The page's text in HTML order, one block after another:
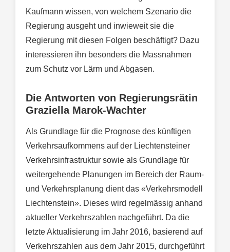
Kaufmann wissen, von welchem Szenario die
Regierung ausgeht und inwieweit sie die
Regierung mit diesen Folgen beschäftigt? Dazu
interessieren ihn besonders die Massnahmen
zum Schutz vor Lärm und Abgasen.
Die Antworten von Regierungsrätin
GraziellaMarok-Wachter
Als Grundlage für die Prognose des künftigen
Verkehrsaufkommens auf der Liechtensteiner
Verkehrsinfrastruktur sowie als Grundlage für
weitergehende Planungen im Bereich der Raum-
und Verkehrsplanung dient das «Verkehrsmodell
Liechtenstein». Dieses wird regelmässig anhand
aktueller Verkehrszahlen nachgeführt. Da die
letzte Aktualisierung im Jahr 2016, basierend auf
Verkehrszahlen aus dem Jahr 2015, durchgeführt